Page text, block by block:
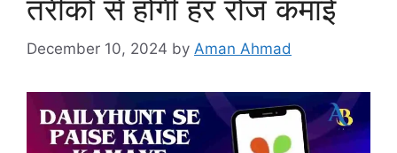
तरीकों से होगी हर रोज कमाई
December 10, 2024 by Aman Ahmad